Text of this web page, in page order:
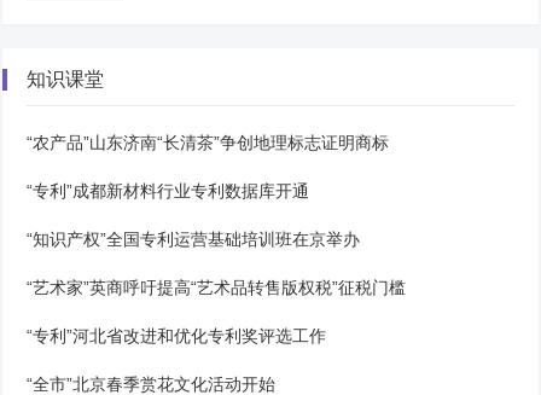
知识课堂
“农产品”山东济南“长清茶”争创地理标志证明商标
“专利”成都新材料行业专利数据库开通
“知识产权”全国专利运营基础培训班在京举办
“艺术家”英商呼吁提高“艺术品转售版权税”征税门槛
“专利”河北省改进和优化专利奖评选工作
“全市”北京春季赏花文化活动开始